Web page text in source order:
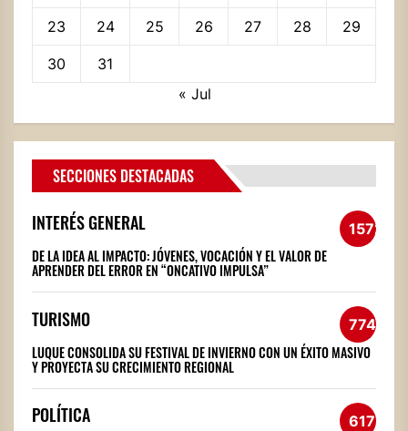
23 24 25 26 27 28 29
30
31
« Jul
SECCIONES DESTACADAS
INTERÉS GENERAL 1572
DE LA IDEA AL IMPACTO: JÓVENES, VOCACIÓN Y EL VALOR DE
APRENDER DEL ERROR EN “ONCATIVO IMPULSA”
TURISMO 774
LUQUE CONSOLIDA SU FESTIVAL DE INVIERNO CON UN ÉXITO MASIVO
Y PROYECTA SU CRECIMIENTO REGIONAL
POLÍTICA 617